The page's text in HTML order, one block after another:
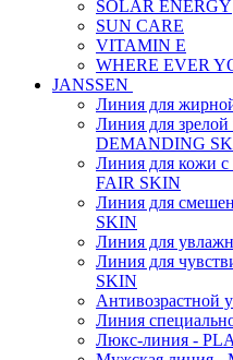
SOLAR ENERGY
SUN CARE
VITAMIN E
WHERE EVER
JANSSEN
Линия для
Линия для
DEMANDING
Линия для кожи
FAIR SKIN
Линия для
SKIN
Линия для
Линия для
SKIN
Антивозрастной
Линия
Люкс-линия -